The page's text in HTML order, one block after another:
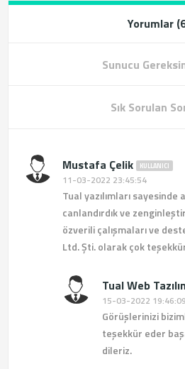
Yorumlar
Sunucu
Sık Sorulan
Mustafa Çelik KULLANICI
11-03-2022 23:45:54
Tual yazılımları sayesinde
canlandırdık ve
özverili çalışmaları ve
Ltd. Şti. olarak çok
Tual Web
15-03-2022 19:46:09
Görüşlerinizi
teşekkür eder
dileriz.